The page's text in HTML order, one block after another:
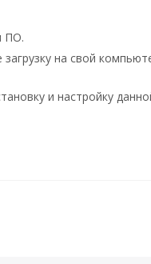
ПО.
на свой
и настройку